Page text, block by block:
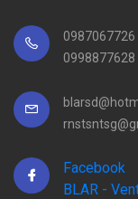
0987067726
0998877628
Facebook
BLAR -